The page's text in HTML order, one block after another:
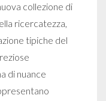
collezione di
ricercatezza,
tipiche del
di nuance